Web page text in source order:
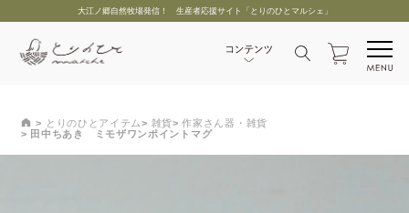
大江ノ郷自然牧場発信！ 生産者応援サイト「とりのひとマルシェ」
とりのひとアイテム 雑貨
作家さん器・雑貨
田中ちあき ミモザワンポイントマグ